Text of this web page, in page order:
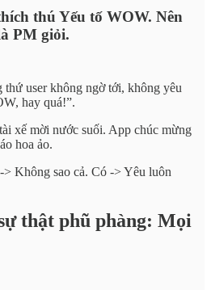
thú Yếu tố WOW. Nên
PM giỏi.
user không ngờ tới, không yêu
hay quá!”.
xế mời nước suối. App chúc mừng
hoa ảo.
Không sao cả. Có -> Yêu luôn
thật phũ phàng: Mọi